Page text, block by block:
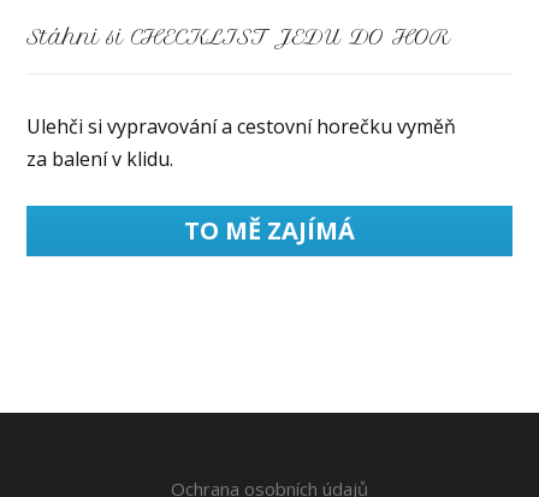
Stáhni si CHECKLIST JEDU DO HOR
Ulehči si vypravování a cestovní horečku vyměň
za balení v klidu.
TO MĚ ZAJÍMÁ
Ochrana osobních údajů